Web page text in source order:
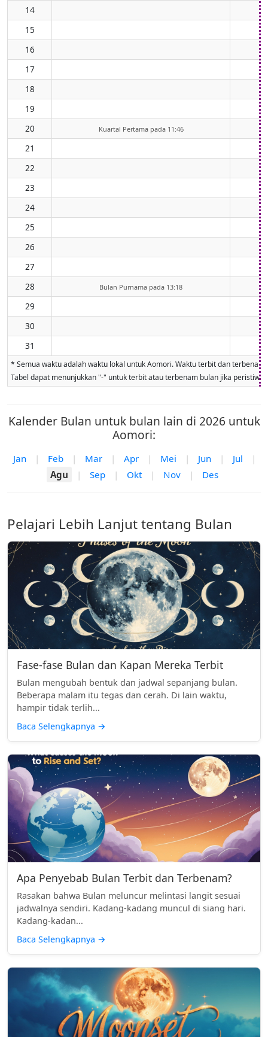
14
15
16
17
18
19
20
Kuartal Pertama pada 11:46
21
22
23
24
25
26
27
28
Bulan Purnama pada 13:18
29
30
31
* Semua waktu adalah waktu lokal untuk Aomori. Waktu terbit dan
Tabel dapat menunjukkan "-" untuk terbit atau terbenam bulan jika
Kalender Bulan untuk bulan lain di 2026 untuk
Aomori:
Jan | Feb | Mar | Apr | Mei | Jun | Jul
|
Agu
| Sep | Okt | Nov | Des
Pelajari Lebih Lanjut tentang Bulan
Fase-fase Bulan dan Kapan Mereka Terbit
Bulan mengubah bentuk dan jadwal sepanjang bulan.
Beberapa malam itu tegas dan cerah. Di lain waktu,
hampir tidak terlih...
Baca Selengkapnya →
Apa Penyebab Bulan Terbit dan Terbenam?
Rasakan bahwa Bulan meluncur melintasi langit sesuai
jadwalnya sendiri. Kadang-kadang muncul di siang hari.
Kadang-kadan...
Baca Selengkapnya →